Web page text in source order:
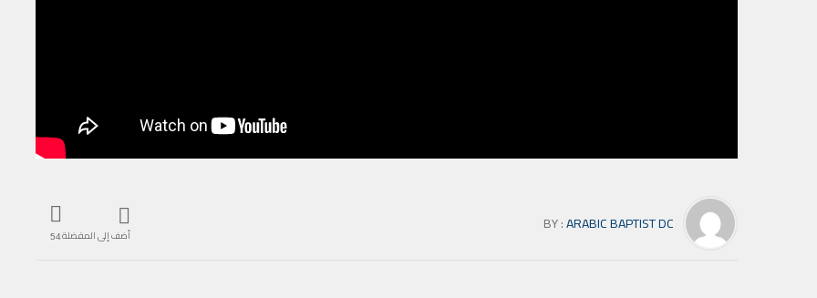
أضف إلى المفضلة54
BY :ARABIC BAPTIST DC